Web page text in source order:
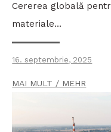
Cererea globală
materiale…
16. septembrie, 2025
MAI MULT / MEHR